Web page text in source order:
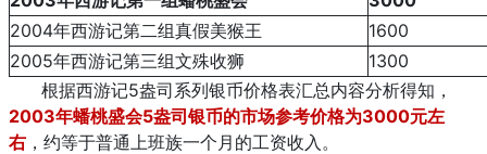
2004年西游记第二组真假美猴王
1600
2005年西游记第三组文殊收狮
1300
根据西游记5盎司系列银币价格表汇总内容分析得知，
2003年蟠桃盛会5盎司银币的市场参考价格为3000元左
右 ，约等于普通上班族一个月的工资收入。